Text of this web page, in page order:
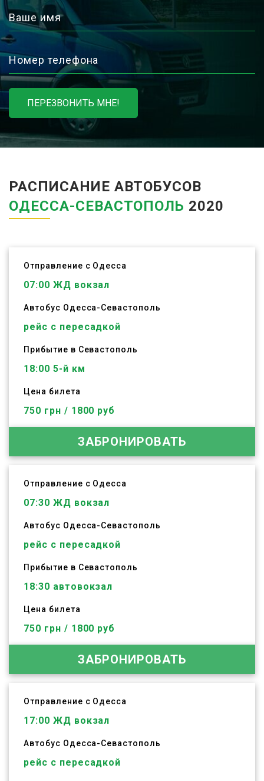
Ваше имя
Номер телефона
ПЕРЕЗВОНИТЬ МНЕ!
РАСПИСАНИЕ АВТОБУСОВ
ОДЕССА-СЕВАСТОПОЛЬ 2020
Отправление с Одесса
07:00 ЖД вокзал
Автобус Одесса-Севастополь
рейс с пересадкой
Прибытие в Севастополь
18:00 5-й км
Цена билета
750 грн / 1800 руб
ЗАБРОНИРОВАТЬ
Отправление с Одесса
07:30 ЖД вокзал
Автобус Одесса-Севастополь
рейс с пересадкой
Прибытие в Севастополь
18:30 автовокзал
Цена билета
750 грн / 1800 руб
ЗАБРОНИРОВАТЬ
Отправление с Одесса
17:00 ЖД вокзал
Автобус Одесса-Севастополь
рейс с пересадкой